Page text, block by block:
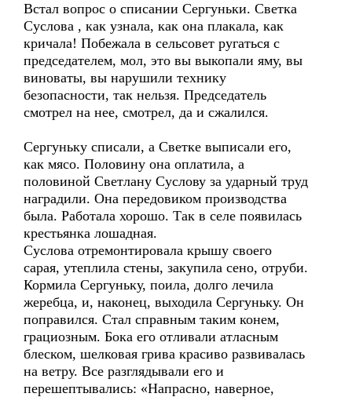
Встал вопрос о списании Сергуньки. Светка
Суслова , как узнала, как она плакала, как
кричала! Побежала в сельсовет ругаться с
председателем, мол, это вы выкопали яму, вы
виноваты, вы нарушили технику
безопасности, так нельзя. Председатель
смотрел на нее, смотрел, да и сжалился.
Сергуньку списали, а Светке выписали его,
как мясо. Половину она оплатила, а
половиной Светлану Суслову за ударный труд
наградили. Она передовиком производства
была. Работала хорошо. Так в селе появилась
крестьянка лошадная.
Суслова отремонтировала крышу своего
сарая, утеплила стены, закупила сено, отруби.
Кормила Сергуньку, поила, долго лечила
жеребца, и, наконец, выходила Сергуньку. Он
поправился. Стал справным таким конем,
грациозным. Бока его отливали атласным
блеском, шелковая грива красиво развивалась
на ветру. Все разглядывали его и
перешептывались: «Напрасно, наверное,